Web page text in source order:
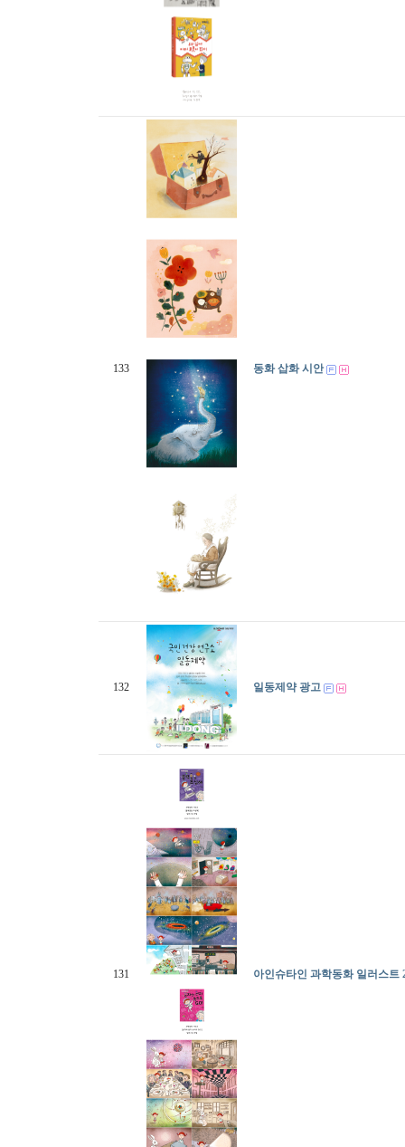
133 동화 삽화 시안
132 일동제약 광고
131 아인슈타인 과학동화 일러스트